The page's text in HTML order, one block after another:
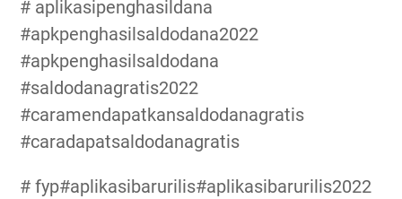
# aplikasipenghasildana
#apkpenghasilsaldodana2022
#apkpenghasilsaldodana
#saldodanagratis2022
#caramendapatkansaldodanagratis
#caradapatsaldodanagratis
# fyp#aplikasibarurilis#aplikasibarurilis2022